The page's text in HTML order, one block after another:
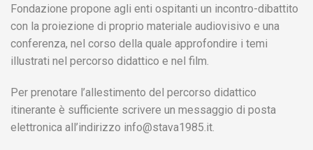
Fondazione propone agli enti ospitanti un incontro-dibattito
con la proiezione di proprio materiale audiovisivo e una
conferenza, nel corso della quale approfondire i temi
illustrati nel percorso didattico e nel film.
Per prenotare l’allestimento del percorso didattico
itinerante è sufficiente scrivere un messaggio di posta
elettronica all’indirizzo info@stava1985.it.